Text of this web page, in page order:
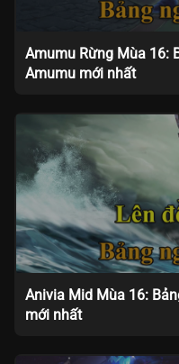
Amumu Rừng Mùa 16:
Amumu mới nhất
Anivia Mid Mùa 16:
mới nhất